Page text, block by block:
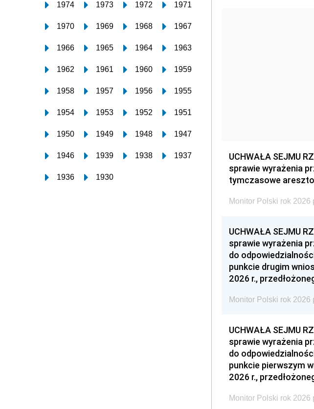
1974 1973 1972 1971
1970 1969 1968 1967
1966 1965 1964 1963
1962 1961 1960 1959
1958 1957 1956 1955
1954 1953 1952 1951
1950 1949 1948 1947
1946 1939 1938 1937
1936 1930
UCHWAŁA SEJMU
sprawie wyrażenia
tymczasowe
Monitor Polski rok 2026
UCHWAŁA SEJMU
sprawie wyrażenia
do
punkcie drugim
2026 r.,
Monitor Polski rok 2026
UCHWAŁA SEJMU
sprawie wyrażenia
do
punkcie pierwszym
2026 r.,
Monitor Polski rok 2026